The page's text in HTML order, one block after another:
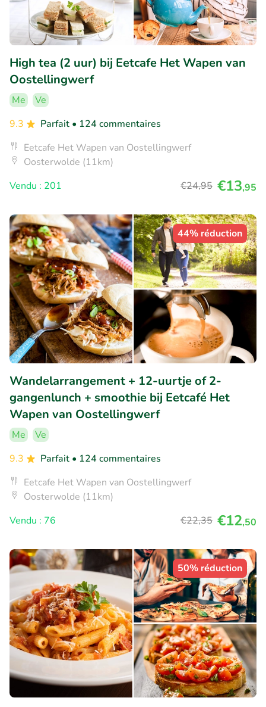
High tea (2 uur) bij Eetcafe Het Wapen van
Oostellingwerf
Me
Ve
9.3
Parfait • 124 commentaires
Eetcafe Het Wapen van Oostellingwerf
Oosterwolde (11km)
Vendu : 201
€24,95 €13,95
44% réduction
Wandelarrangement + 12-uurtje of 2-
gangenlunch + smoothie bij Eetcafé Het
Wapen van Oostellingwerf
Me
Ve
9.3
Parfait • 124 commentaires
Eetcafe Het Wapen van Oostellingwerf
Oosterwolde (11km)
Vendu : 76
€22,35 €12,50
50% réduction